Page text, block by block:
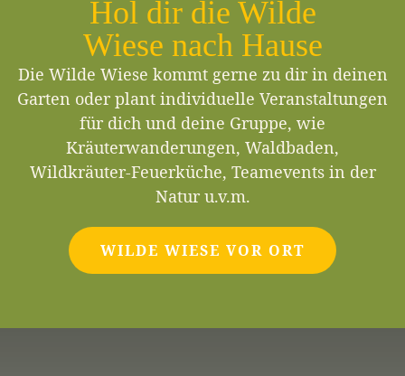
Hol dir die Wilde
Wiese nach Hause
Die Wilde Wiese kommt gerne zu dir in deinen
Garten oder plant individuelle Veranstaltungen
für dich und deine Gruppe, wie
Kräuterwanderungen, Waldbaden,
Wildkräuter-Feuerküche, Teamevents in der
Natur u.v.m.
WILDE WIESE VOR ORT